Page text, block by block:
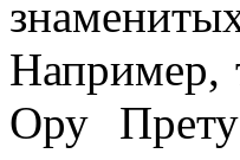
Например,
Ору